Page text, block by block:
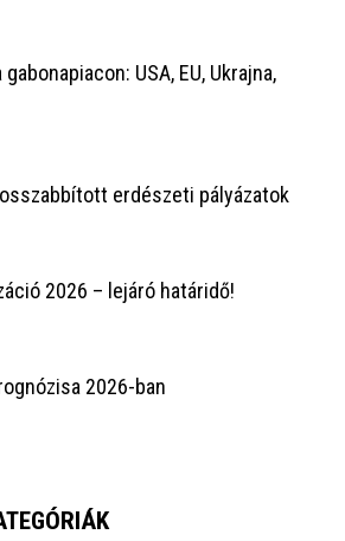
USA, EU, Ukrajna,
erdészeti pályázatok
2026 – lejáró határidő!
2026-ban